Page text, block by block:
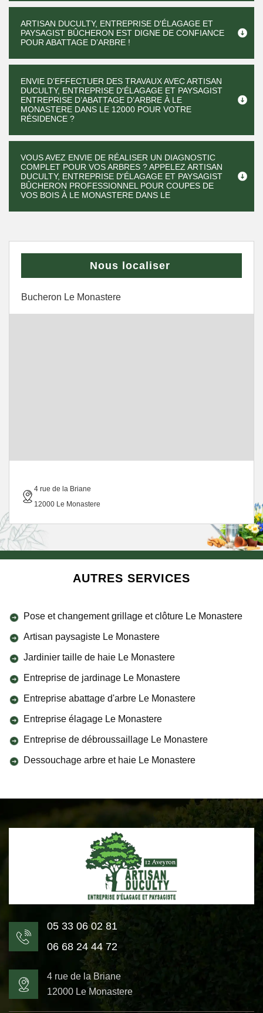
ARTISAN DUCULTY, ENTREPRISE D'ÉLAGAGE ET
PAYSAGIST BÛCHERON EST DIGNE DE CONFIANCE
POUR ABATTAGE D’ARBRE !
ENVIE D’EFFECTUER DES TRAVAUX AVEC ARTISAN
DUCULTY, ENTREPRISE D'ÉLAGAGE ET PAYSAGIST
ENTREPRISE D’ABATTAGE D’ARBRE À LE
MONASTERE DANS LE 12000 POUR VOTRE
RÉSIDENCE ?
VOUS AVEZ ENVIE DE RÉALISER UN DIAGNOSTIC
COMPLET POUR VOS ARBRES ? APPELEZ ARTISAN
DUCULTY, ENTREPRISE D'ÉLAGAGE ET PAYSAGIST
BÛCHERON PROFESSIONNEL POUR COUPES DE
VOS BOIS À LE MONASTERE DANS LE
Nous localiser
Bucheron Le Monastere
4 rue de la Briane
12000 Le Monastere
AUTRES SERVICES
Pose et changement grillage et clôture Le Monastere
Artisan paysagiste Le Monastere
Jardinier taille de haie Le Monastere
Entreprise de jardinage Le Monastere
Entreprise abattage d'arbre Le Monastere
Entreprise élagage Le Monastere
Entreprise de débroussaillage Le Monastere
Dessouchage arbre et haie Le Monastere
05 33 06 02 81
06 68 24 44 72
4 rue de la Briane
12000 Le Monastere